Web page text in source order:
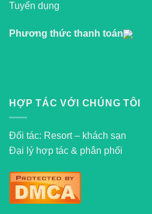
Tuyển dụng
Phương thức thanh toán
HỢP TÁC VỚI CHÚNG TÔI
Đối tác: Resort – khách sạn
Đại lý hợp tác & phân phối